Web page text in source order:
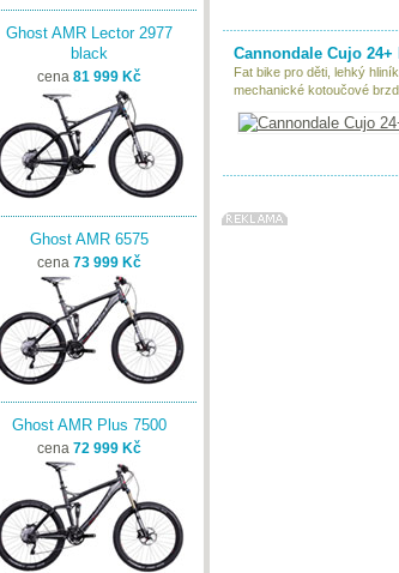
Ghost AMR Lector 2977
black
cena 81 999 Kč
Ghost AMR 6575
cena 73 999 Kč
Ghost AMR Plus 7500
cena 72 999 Kč
Cannondale Cujo
Fat bike pro děti, lehký
mechanické kotoučové